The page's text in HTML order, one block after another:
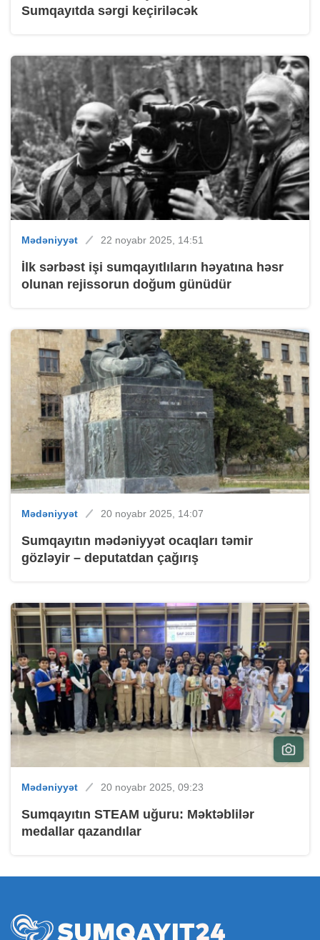
Sumqayıtda sərgi keçiriləcək
Mədəniyyət 22 noyabr 2025, 14:51
İlk sərbəst işi sumqayıtlıların həyatına həsr
olunan rejissorun doğum günüdür
Mədəniyyət 20 noyabr 2025, 14:07
Sumqayıtın mədəniyyət ocaqları təmir
gözləyir – deputatdan çağırış
Mədəniyyət 20 noyabr 2025, 09:23
Sumqayıtın STEAM uğuru: Məktəblilər
medallar qazandılar